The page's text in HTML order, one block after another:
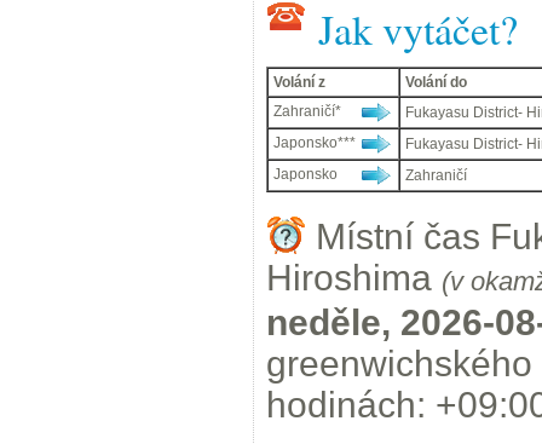
Jak vytáčet?
Volání z
Volání do
Zahraničí*
Fukayasu District-
Japonsko***
Fukayasu District-
Japonsko
Zahraničí
Místní čas
Hiroshima (v
neděle, 2026-
hodinách: